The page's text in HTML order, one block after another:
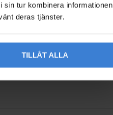
tur kombinera informationen
deras tjänster.
TILLÅT ALLA